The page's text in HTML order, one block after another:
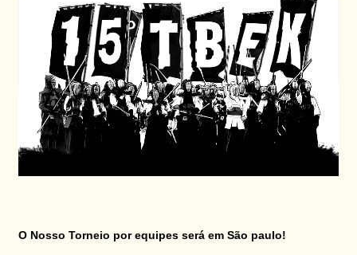
O Nosso Torneio por equipes será em São paulo!